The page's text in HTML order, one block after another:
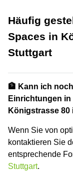
Häufig
Spaces in
Stuttgart
🏦 Kann ich
Einrichtungen
Königstrasse 80
Wenn Sie von
kontaktieren Sie
entsprechende
Stuttgart.